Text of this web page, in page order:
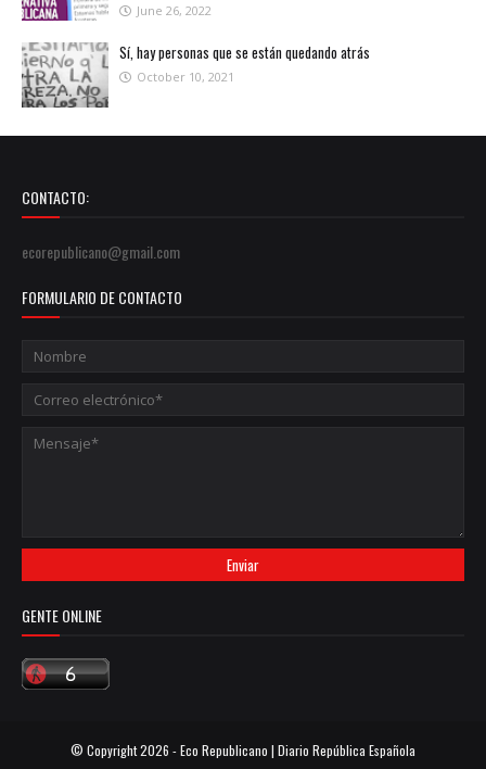
June 26, 2022
Sí, hay personas que se están quedando atrás
October 10, 2021
CONTACTO:
ecorepublicano@gmail.com
FORMULARIO DE CONTACTO
GENTE ONLINE
© Copyright2026 -Eco Republicano | Diario República Española